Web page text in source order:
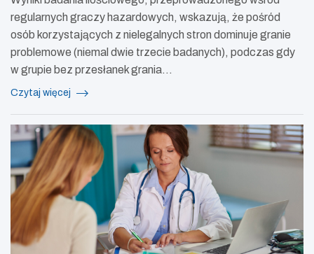
regularnych graczy hazardowych, wskazują, że pośród
osób korzystających z nielegalnych stron dominuje granie
problemowe (niemal dwie trzecie badanych), podczas gdy
w grupie bez przesłanek grania…
Czytaj więcej